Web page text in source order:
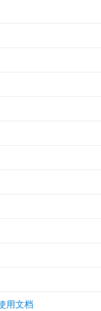
用文档